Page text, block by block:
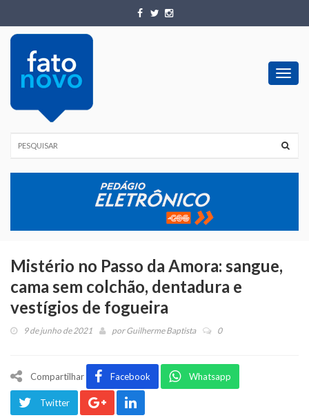
Mistério no Passo da Amora: sangue,
cama sem colchão, dentadura e
vestígios de fogueira
9 de junho de 2021 porGuilherme Baptista 0
Compartilhar Facebook Whatsapp
Twitter